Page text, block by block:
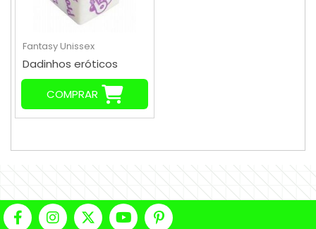
Fantasy Unissex
Dadinhos eróticos
COMPRAR